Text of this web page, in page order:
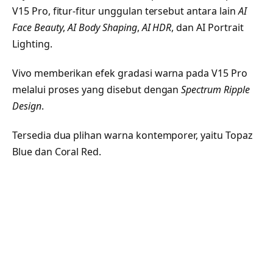
V15 Pro, fitur-fitur unggulan tersebut antara lainAI
Face Beauty,AI Body Shaping,AI HDR, dan AI Portrait
Lighting.
Vivo memberikan efek gradasi warna pada V15 Pro
melalui proses yang disebut denganSpectrum Ripple
Design.
Tersedia dua plihan warna kontemporer, yaitu Topaz
Blue dan Coral Red.